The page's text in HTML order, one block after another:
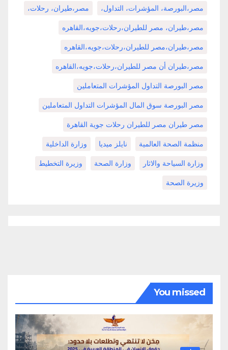
مصر،البورصة، المؤشرات، التداول، مصر،طيران، رحلات،
مصر،طيران، مصر للطيران،رحلات،جويه،القاهره
مصر،طيران،مصر للطيران،رحلات،جويه،القاهره
مصر،طيران أن مصر للطيران،رحلات،جويه،القاهره
مصر البورصة التداول المؤشرات المتعاملين
مصر البورصة سوق المال المؤشرات التداول المتعاملين
مصر طيران مصر للطيران رحلات جوية القاهرة
منظمة الصحة العالمية نايلز ميديا وزارة الداخلية
وزارة السياحة والاثار وزارة الصحة وزيرة التخطيط
وزيرة الصحة
You missed